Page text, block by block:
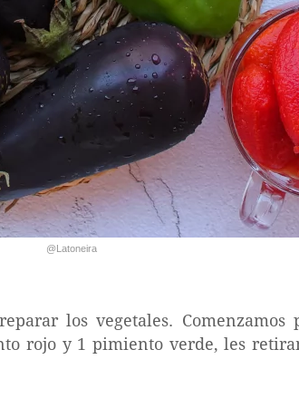
@Latoneira
los vegetales.
rojo y 1 pimiento verde, les